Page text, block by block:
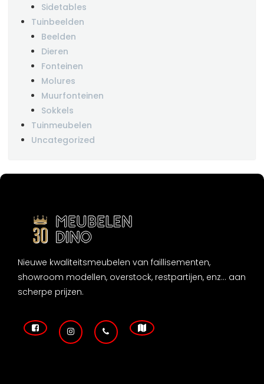
Sidetables
Tuinbeelden
Beelden
Dieren
Fonteinen
Molures
Muurfonteinen
Sokkels
Tuinmeubelen
Uncategorized
Nieuwe kwaliteitsmeubelen van faillisementen,
showroom modellen, overstock, restpartijen, enz... aan
scherpe prijzen.